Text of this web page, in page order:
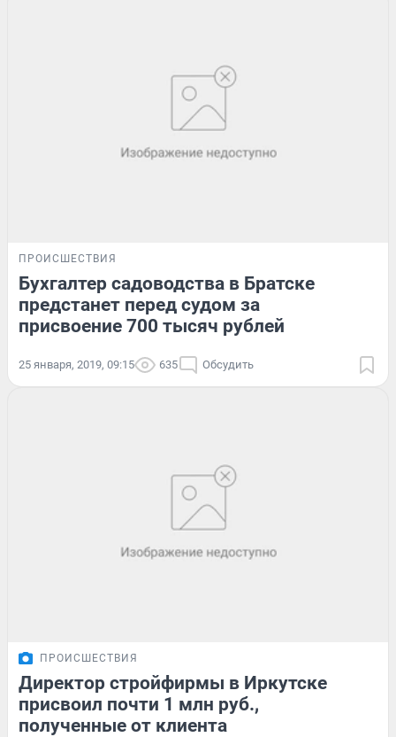
ПРОИСШЕСТВИЯ
Бухгалтер садоводства в Братске
предстанет перед судом за
присвоение 700 тысяч рублей
25 января, 2019, 09:15 635 Обсудить
ПРОИСШЕСТВИЯ
Директор стройфирмы в Иркутске
присвоил почти 1 млн руб.,
полученные от клиента